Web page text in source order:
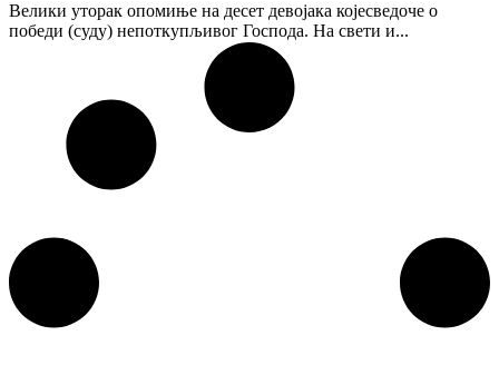
Велики уторак опомиње на десет девојака којесведоче о
победи (суду) непоткупљивог Господа. На свети и...